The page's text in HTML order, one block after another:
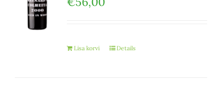
Lisa korvi Details